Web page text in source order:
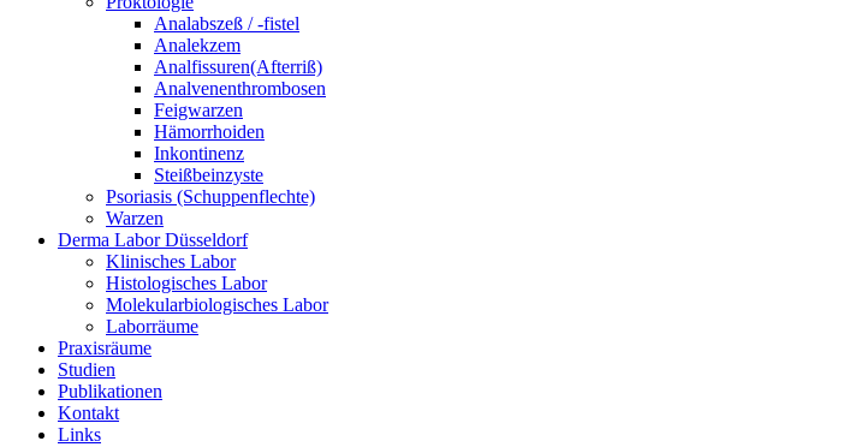
Analabszeß / -fistel
Analekzem
Analfissuren(Afterriß)
Analvenenthrombosen
Feigwarzen
Hämorrhoiden
Inkontinenz
Steißbeinzyste
Psoriasis (Schuppenflechte)
Warzen
Derma Labor Düsseldorf
Klinisches Labor
Histologisches Labor
Molekularbiologisches Labor
Laborräume
Praxisräume
Studien
Publikationen
Kontakt
Links